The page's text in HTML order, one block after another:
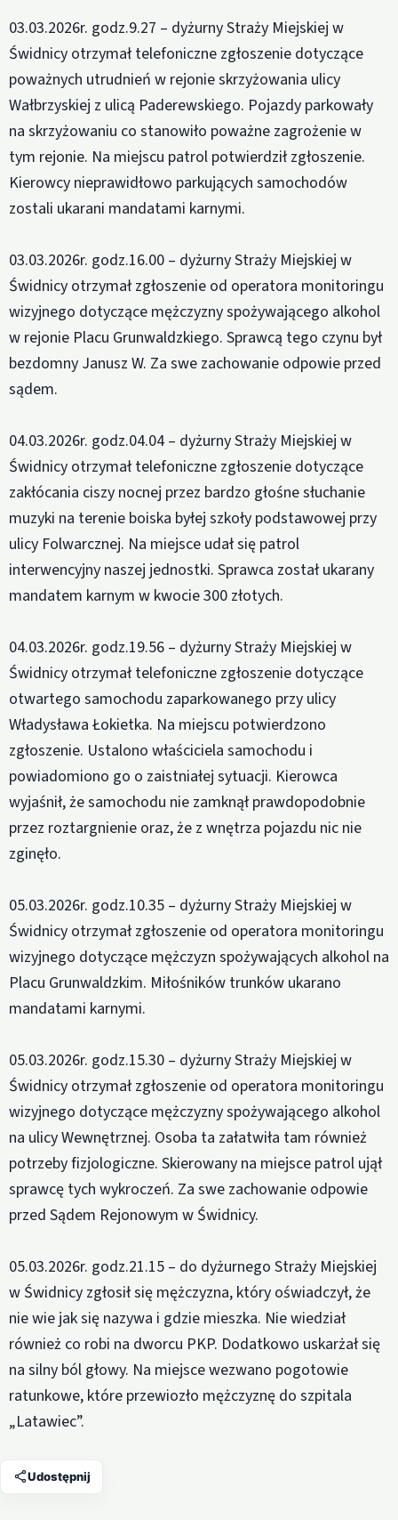
03.03.2026r. godz.9.27 – dyżurny Straży Miejskiej w
Świdnicy otrzymał telefoniczne zgłoszenie dotyczące
poważnych utrudnień w rejonie skrzyżowania ulicy
Wałbrzyskiej z ulicą Paderewskiego. Pojazdy parkowały
na skrzyżowaniu co stanowiło poważne zagrożenie w
tym rejonie. Na miejscu patrol potwierdził zgłoszenie.
Kierowcy nieprawidłowo parkujących samochodów
zostali ukarani mandatami karnymi.
03.03.2026r. godz.16.00 – dyżurny Straży Miejskiej w
Świdnicy otrzymał zgłoszenie od operatora monitoringu
wizyjnego dotyczące mężczyzny spożywającego alkohol
w rejonie Placu Grunwaldzkiego. Sprawcą tego czynu był
bezdomny Janusz W. Za swe zachowanie odpowie przed
sądem.
04.03.2026r. godz.04.04 – dyżurny Straży Miejskiej w
Świdnicy otrzymał telefoniczne zgłoszenie dotyczące
zakłócania ciszy nocnej przez bardzo głośne słuchanie
muzyki na terenie boiska byłej szkoły podstawowej przy
ulicy Folwarcznej. Na miejsce udał się patrol
interwencyjny naszej jednostki. Sprawca został ukarany
mandatem karnym w kwocie 300 złotych.
04.03.2026r. godz.19.56 – dyżurny Straży Miejskiej w
Świdnicy otrzymał telefoniczne zgłoszenie dotyczące
otwartego samochodu zaparkowanego przy ulicy
Władysława Łokietka. Na miejscu potwierdzono
zgłoszenie. Ustalono właściciela samochodu i
powiadomiono go o zaistniałej sytuacji. Kierowca
wyjaśnił, że samochodu nie zamknął prawdopodobnie
przez roztargnienie oraz, że z wnętrza pojazdu nic nie
zginęło.
05.03.2026r. godz.10.35 – dyżurny Straży Miejskiej w
Świdnicy otrzymał zgłoszenie od operatora monitoringu
wizyjnego dotyczące mężczyzn spożywających alkohol na
Placu Grunwaldzkim. Miłośników trunków ukarano
mandatami karnymi.
05.03.2026r. godz.15.30 – dyżurny Straży Miejskiej w
Świdnicy otrzymał zgłoszenie od operatora monitoringu
wizyjnego dotyczące mężczyzny spożywającego alkohol
na ulicy Wewnętrznej. Osoba ta załatwiła tam również
potrzeby fizjologiczne. Skierowany na miejsce patrol ujął
sprawcę tych wykroczeń. Za swe zachowanie odpowie
przed Sądem Rejonowym w Świdnicy.
05.03.2026r. godz.21.15 – do dyżurnego Straży Miejskiej
w Świdnicy zgłosił się mężczyzna, który oświadczył, że
nie wie jak się nazywa i gdzie mieszka. Nie wiedział
również co robi na dworcu PKP. Dodatkowo uskarżał się
na silny ból głowy. Na miejsce wezwano pogotowie
ratunkowe, które przewiozło mężczyznę do szpitala
„Latawiec”.
Udostępnij